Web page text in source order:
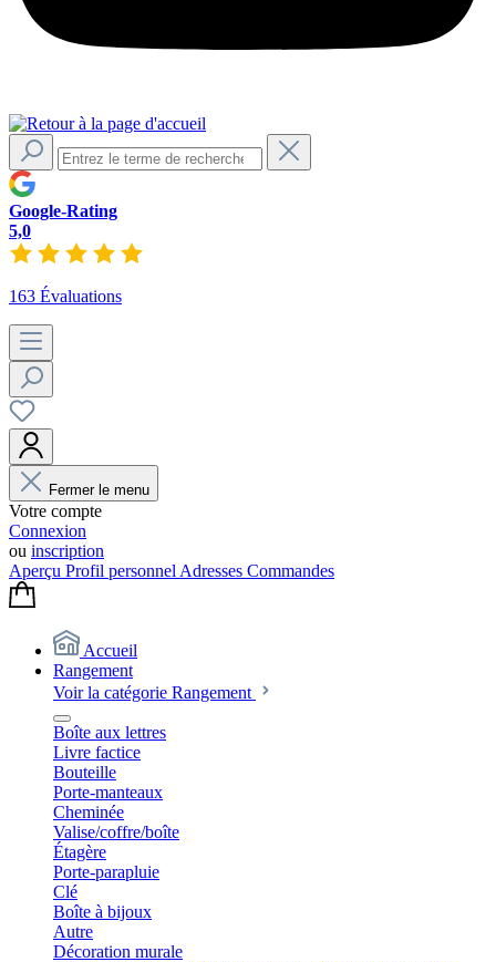
Google-Rating
5,0
163 Évaluations
Fermer le menu
Votre compte
Connexion
ou inscription
Aperçu Profil personnel Adresses Commandes
Accueil
Rangement
Voir la catégorie Rangement
Boîte aux lettres
Livre factice
Bouteille
Porte-manteaux
Cheminée
Valise/coffre/boîte
Étagère
Porte-parapluie
Clé
Boîte à bijoux
Autre
Décoration murale